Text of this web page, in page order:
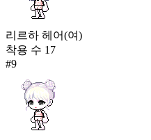
리르하 헤어(여)
착용 수 17
#9